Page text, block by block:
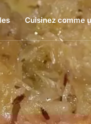
Cuisinez comme